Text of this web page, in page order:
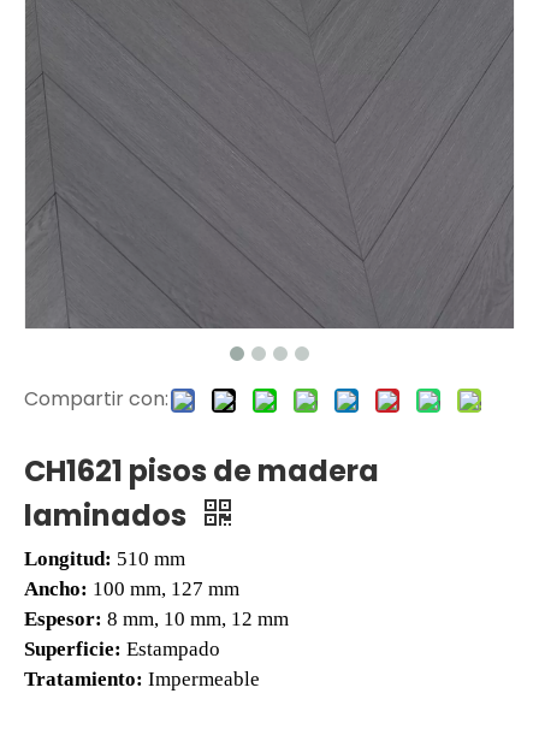
H008 Herringbone SPC Floor L2662 LVT Tile
Compartir con:
CH1621 pisos de madera
laminados
Longitud: 510 mm
Ancho: 100 mm, 127 mm
Espesor: 8 mm, 10 mm, 12 mm
Superficie: Estampado
Tratamiento: Impermeable